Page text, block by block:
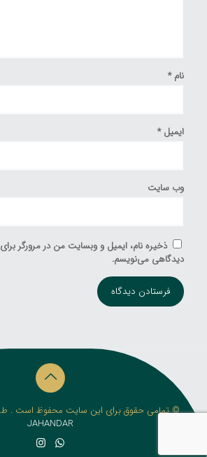
نام*
ایمیل*
وب‌ سایت
ذخیره نام، ایمیل و وبسایت من در مرورگر برای
دیدگاهی می‌نویسم.
© تمامی حقوق برای این سایت محفوظ است .
JAHANDAR